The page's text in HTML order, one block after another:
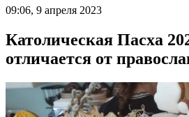
09:06, 9 апреля 2023
Католическая Пасха
отличается от